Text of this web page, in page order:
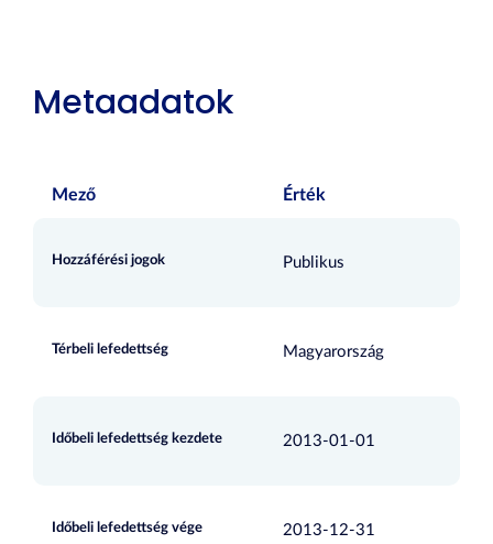
Metaadatok
Mező Érték
Hozzáférési jogok Publikus
Térbeli lefedettség Magyarország
Időbeli lefedettség kezdete 2013-01-01
Időbeli lefedettség vége 2013-12-31